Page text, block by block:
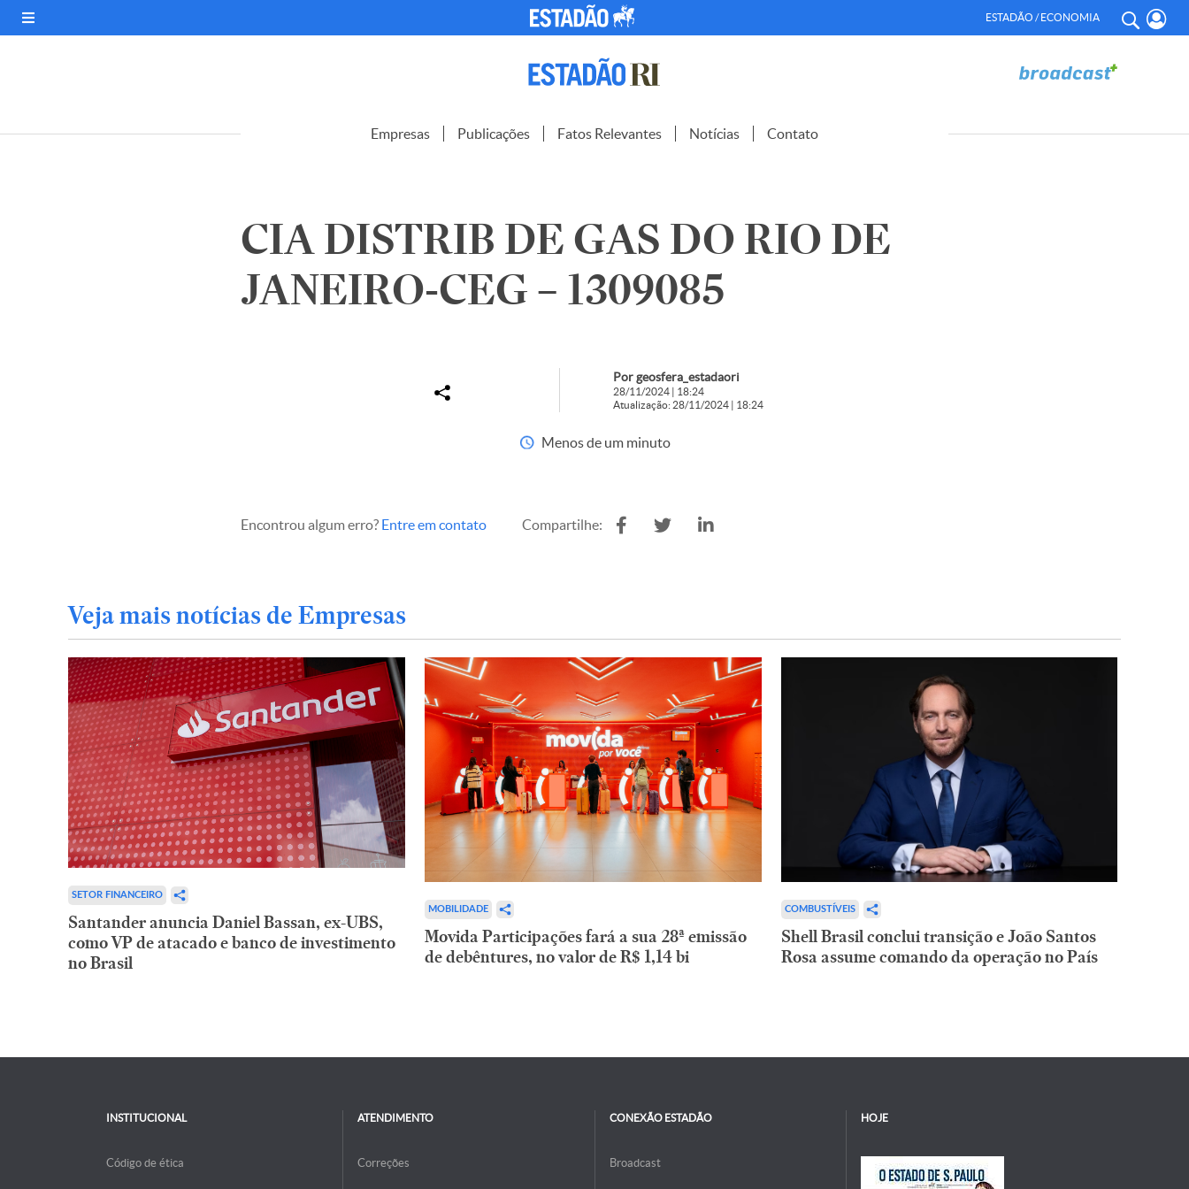
ESTADÃO / ECONOMIA
Empresas Publicações Fatos Relevantes Notícias Contato
CIA DISTRIB DE GAS DO RIO DE
JANEIRO-CEG – 1309085
Por geosfera_estadaori
28/11/2024 | 18:24
Atualização: 28/11/2024 | 18:24
Menos de um minuto
Encontrou algum erro? Entre em contato Compartilhe:
Veja mais notícias de Empresas
SETOR FINANCEIRO
Santander anuncia Daniel Bassan, ex-UBS,
como VP de atacado e banco de investimento
no Brasil
MOBILIDADE
Movida Participações fará a sua 28ª emissão
de debêntures, no valor de R$ 1,14 bi
COMBUSTÍVEIS
Shell Brasil conclui transição e João Santos
Rosa assume comando da operação no País
INSTITUCIONAL
Código de ética
ATENDIMENTO
Correções
CONEXÃO ESTADÃO
Broadcast
HOJE